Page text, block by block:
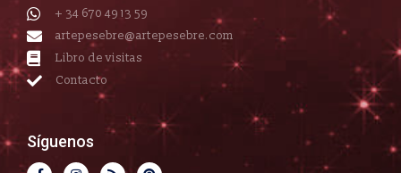
+ 34 670 49 13 59
artepesebre@artepesebre.com
Libro de visitas
Contacto
Síguenos